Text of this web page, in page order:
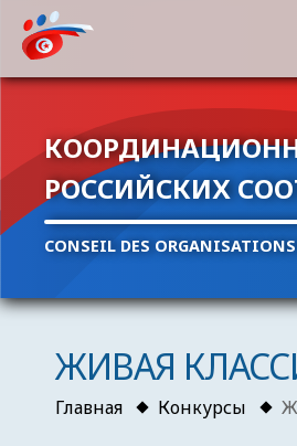
РОССИЙСКИХ
CONSEIL DES
ЖИВАЯ
Главная Конкурсы